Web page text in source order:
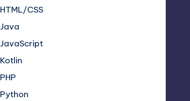
HTML/CSS
Java
JavaScript
Kotlin
PHP
Python